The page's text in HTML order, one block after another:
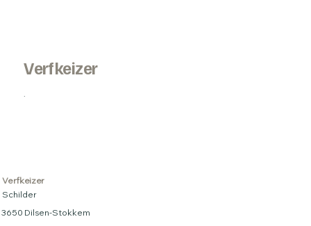
Verfkeizer
Verfkeizer
Schilder
3650 Dilsen-Stokkem